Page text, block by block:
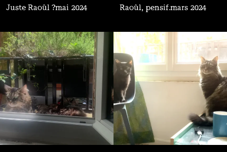
Juste Raoûl ?mai 2024 Raoûl, pensif.mars 2024